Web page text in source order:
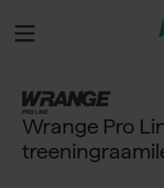
sisältöön
Wrange Pro